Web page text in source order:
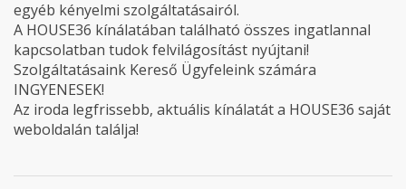
egyéb kényelmi szolgáltatásairól.
A HOUSE36 kínálatában található összes ingatlannal
kapcsolatban tudok felvilágosítást nyújtani!
Szolgáltatásaink Kereső Ügyfeleink számára
INGYENESEK!
Az iroda legfrissebb, aktuális kínálatát a HOUSE36 saját
weboldalán találja!